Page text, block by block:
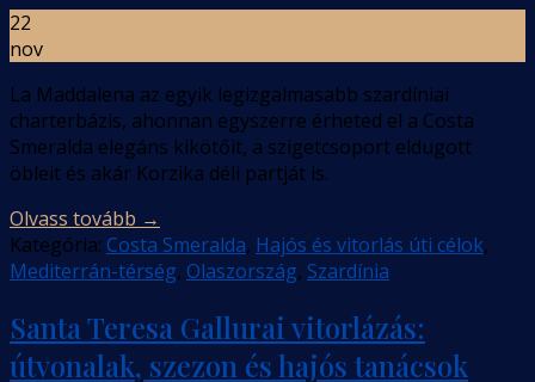
22
nov
La Maddalena az egyik legizgalmasabb szardíniai
charterbázis, ahonnan egyszerre érheted el a Costa
Smeralda elegáns kikötőit, a szigetcsoport eldugott
öbleit és akár Korzika déli partját is.
Olvass tovább →
Kategória: Costa Smeralda, Hajós és vitorlás úti célok,
Mediterrán-térség, Olaszország, Szardínia
Santa Teresa Gallurai vitorlázás:
útvonalak, szezon és hajós tanácsok